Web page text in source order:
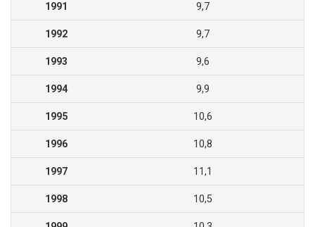
1991 9,7
1992 9,7
1993 9,6
1994 9,9
1995 10,6
1996 10,8
1997 11,1
1998 10,5